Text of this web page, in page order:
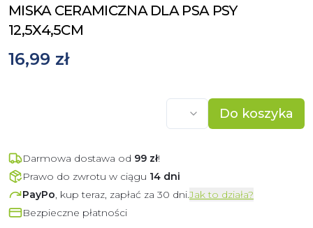
MISKA CERAMICZNA DLA PSA PSY
12,5X4,5CM
16,99 zł
Do koszyka
Darmowa dostawa od 99 zł!
Prawo do zwrotu w ciągu 14 dni
PayPo, kup teraz, zapłać za 30 dni.Jak to działa?
Bezpieczne płatności